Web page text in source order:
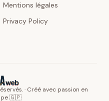
Mentions légales
Privacy Policy
· Créé avec passion en
🇬🇵